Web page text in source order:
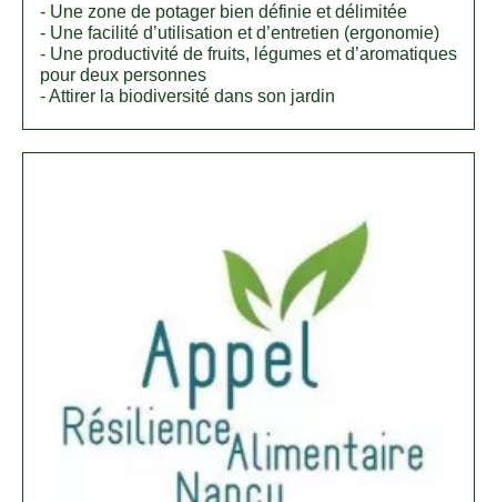
- Une zone de potager bien définie et délimitée
- Une facilité d’utilisation et d’entretien (ergonomie)
- Une productivité de fruits, légumes et d’aromatiques
pour deux personnes
- Attirer la biodiversité dans son jardin